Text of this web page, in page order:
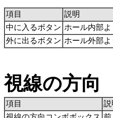
項目
説明
中に入るボタン ホール内部よ
外に出るボタン ホール外部よ
視線の方向
項目
説